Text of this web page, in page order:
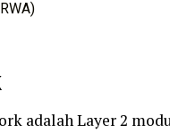
adalah Layer 2